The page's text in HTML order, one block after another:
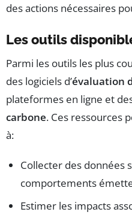
des actions nécessaires
Les outils
Parmi les outils les plus
des logiciels d’évaluation
plateformes en ligne et
carbone. Ces ressources
à:
Collecter des données
comportements
Estimer les impacts